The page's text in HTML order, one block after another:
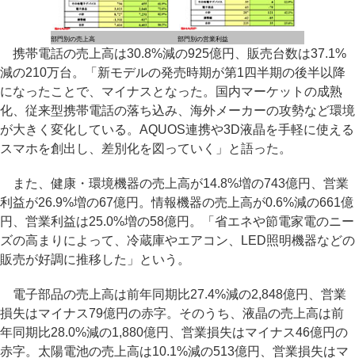
部門別の売上高 部門別の営業利益
携帯電話の売上高は30.8%減の925億円、販売台数は37.1%
減の210万台。「新モデルの発売時期が第1四半期の後半以降
になったことで、マイナスとなった。国内マーケットの成熟
化、従来型携帯電話の落ち込み、海外メーカーの攻勢など環境
が大きく変化している。AQUOS連携や3D液晶を手軽に使える
スマホを創出し、差別化を図っていく」と語った。
また、健康・環境機器の売上高が14.8%増の743億円、営業
利益が26.9%増の67億円。情報機器の売上高が0.6%減の661億
円、営業利益は25.0%増の58億円。「省エネや節電家電のニー
ズの高まりによって、冷蔵庫やエアコン、LED照明機器などの
販売が好調に推移した」という。
電子部品の売上高は前年同期比27.4%減の2,848億円、営業
損失はマイナス79億円の赤字。そのうち、液晶の売上高は前
年同期比28.0%減の1,880億円、営業損失はマイナス46億円の
赤字。太陽電池の売上高は10.1%減の513億円、営業損失はマ